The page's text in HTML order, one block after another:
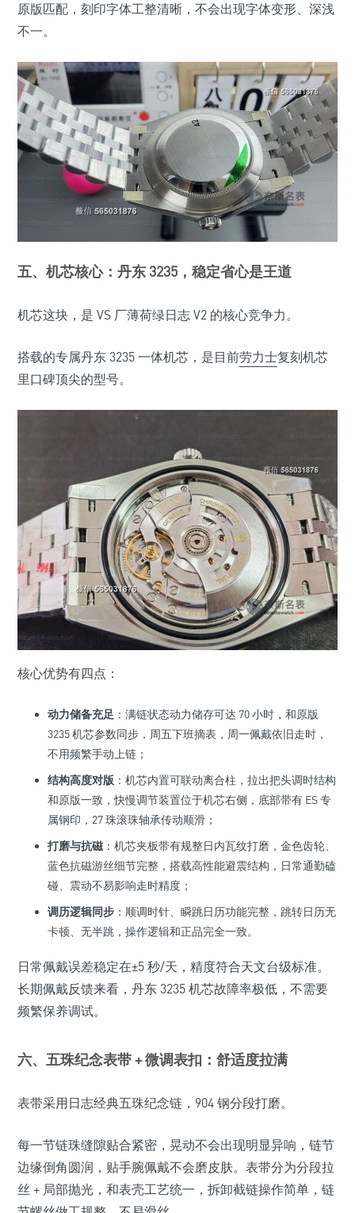
原版匹配，刻印字体工整清晰，不会出现字体变形、深浅
不一。
五、机芯核心：丹东 3235，稳定省心是王道
机芯这块，是 VS 厂薄荷绿日志 V2 的核心竞争力。
搭载的专属丹东 3235 一体机芯，是目前劳力士复刻机芯
里口碑顶尖的型号。
核心优势有四点：
动力储备充足 ：满链状态动力储存可达 70 小时，和原版
3235 机芯参数同步，周五下班摘表，周一佩戴依旧走时，
不用频繁手动上链；
结构高度对版 ：机芯内置可联动离合柱，拉出把头调时结构
和原版一致，快慢调节装置位于机芯右侧，底部带有 ES 专
属钢印，27 珠滚珠轴承传动顺滑；
打磨与抗磁 ：机芯夹板带有规整日内瓦纹打磨，金色齿轮、
蓝色抗磁游丝细节完整，搭载高性能避震结构，日常通勤磕
碰、震动不易影响走时精度；
调历逻辑同步 ：顺调时针、瞬跳日历功能完整，跳转日历无
卡顿、无半跳，操作逻辑和正品完全一致。
日常佩戴误差稳定在±5 秒/天，精度符合天文台级标准。
长期佩戴反馈来看，丹东 3235 机芯故障率极低，不需要
频繁保养调试。
六、五珠纪念表带 + 微调表扣：舒适度拉满
表带采用日志经典五珠纪念链，904 钢分段打磨。
每一节链珠缝隙贴合紧密，晃动不会出现明显异响，链节
边缘倒角圆润，贴手腕佩戴不会磨皮肤。表带分为分段拉
丝 + 局部抛光，和表壳工艺统一，拆卸截链操作简单，链